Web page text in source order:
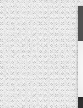
Skip to content